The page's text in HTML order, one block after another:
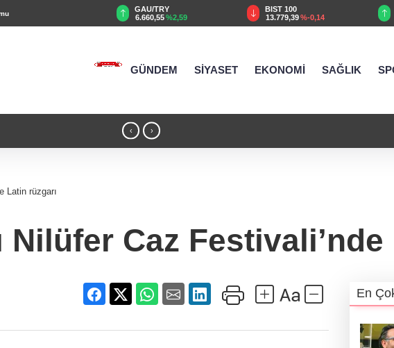
6.660,55
BIST 100
13.779,39%-0,14
USD
47,6787%0,18
GÜNDEM SİYASET EKONOMİ SAĞLIK
‹ ›
Latin rüzgarı
Nilüfer Caz Festivali’nde
En